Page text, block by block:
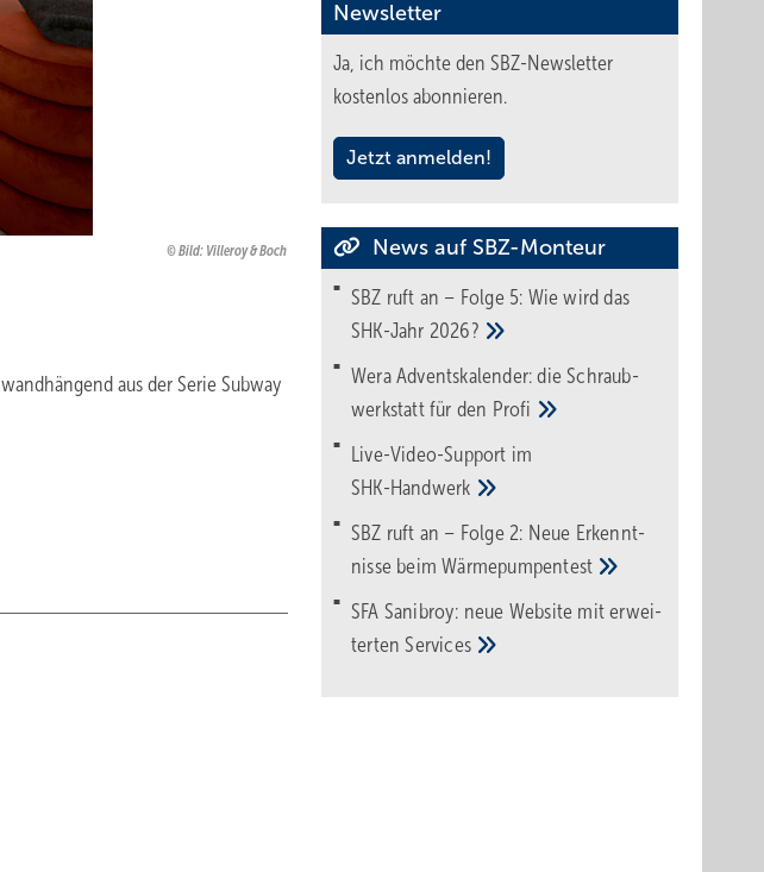
Bild: Villeroy & Boch
aus der Serie Subway
Newsletter
Ja, ich möchte den SBZ-Newsletter
kostenlos abonnieren.
Jetzt anmelden!
News auf SBZ-Monteur
SBZ ruft an – Folge 5: Wie wird das
SHK-Jahr 2026?
Wera Adventskalender: die Schraub­
werk­statt für den Pro­fi
Live-Video-Support im
SHK-Handwerk
SBZ ruft an – Folge 2: Neue Erkennt­
nisse beimWärme­pumpen­test
SFA Sanibroy: neue Web­site mit erwei­
tertenServices